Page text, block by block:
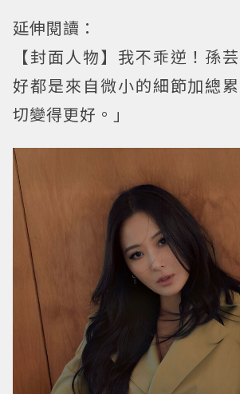
延伸閱讀：
【封面人物】我不乖逆！孫
好都是來自微小的細節加總
切變得更好。」